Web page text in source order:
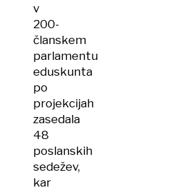
v
200-
članskem
parlamentu
eduskunta
po
projekcijah
zasedala
48
poslanskih
sedežev,
kar